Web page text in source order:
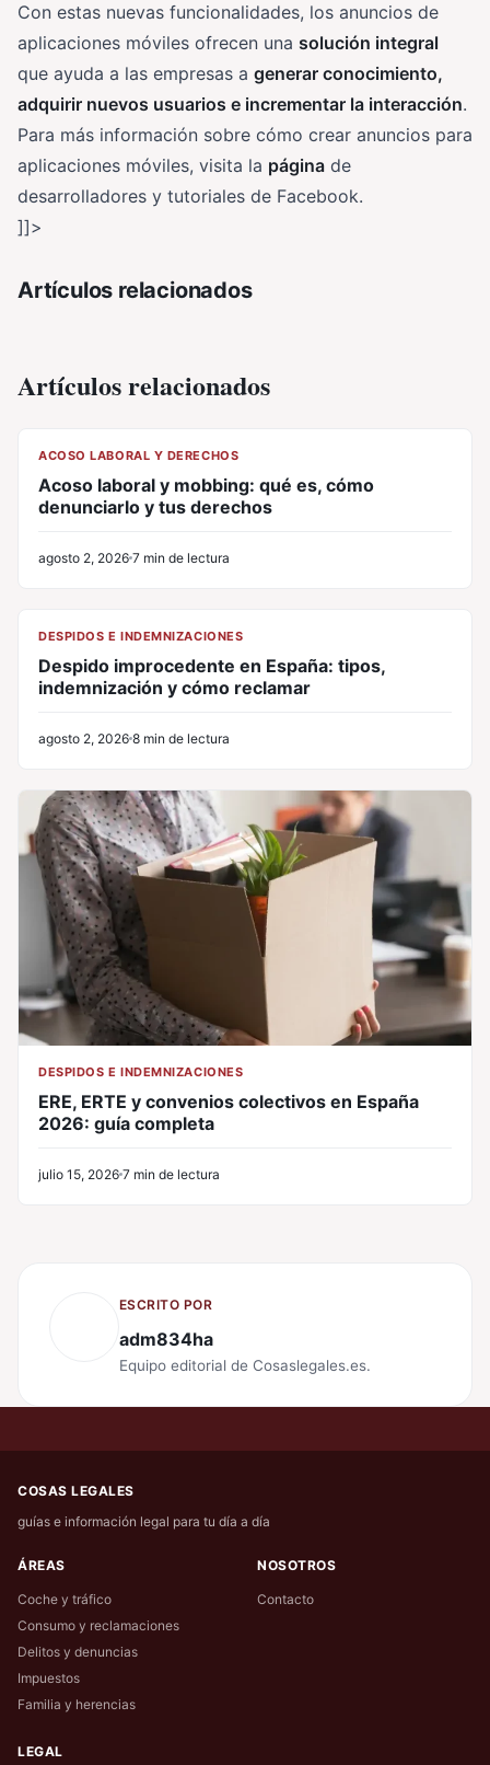
Con estas nuevas funcionalidades, los anuncios de
aplicaciones móviles ofrecen una solución integral
que ayuda a las empresas a generar conocimiento,
adquirir nuevos usuarios e incrementar la interacción.
Para más información sobre cómo crear anuncios para
aplicaciones móviles, visita la página de
desarrolladores y tutoriales de Facebook.
]]>
Artículos relacionados
Artículos relacionados
ACOSO LABORAL Y DERECHOS
Acoso laboral y mobbing: qué es, cómo
denunciarlo y tus derechos
agosto 2, 2026 7 min de lectura
DESPIDOS E INDEMNIZACIONES
Despido improcedente en España: tipos,
indemnización y cómo reclamar
agosto 2, 2026 8 min de lectura
DESPIDOS E INDEMNIZACIONES
ERE, ERTE y convenios colectivos en España
2026: guía completa
julio 15, 2026 7 min de lectura
ESCRITO POR
adm834ha
Equipo editorial de Cosaslegales.es.
COSAS LEGALES
guías e información legal para tu día a día
ÁREAS
Coche y tráfico
Consumo y reclamaciones
Delitos y denuncias
Impuestos
Familia y herencias
NOSOTROS
Contacto
LEGAL